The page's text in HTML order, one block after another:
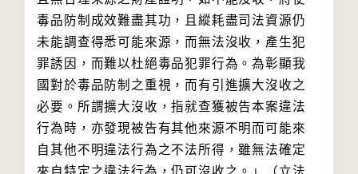
毒品防制成效難盡其功，且縱耗盡司法資源仍
未能調查得悉可能來源，而無法沒收，產生犯
罪誘因，而難以杜絕毒品犯罪行為。為彰顯我
國對於毒品防制之重視，而有引進擴大沒收之
必要。所謂擴大沒收，指就查獲被告本案違法
行為時，亦發現被告有其他來源不明而可能來
自其他不明違法行為之不法所得，雖無法確定
來自特定之違法行為，仍可沒收之。」（立法